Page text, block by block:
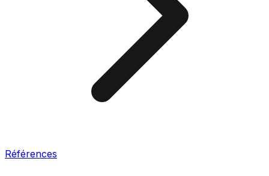
Références